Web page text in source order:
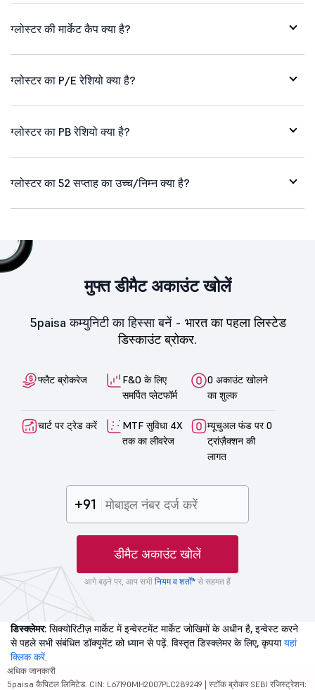
ग्लोस्टर की मार्केट कैप क्या है?
ग्लोस्टर का P/E रेशियो क्या है?
ग्लोस्टर का PB रेशियो क्या है?
ग्लोस्टर का 52 सप्ताह का उच्च/निम्न क्या है?
मुफ्त डीमैट अकाउंट खोलें
5paisa कम्युनिटी का हिस्सा बनें - भारत का पहला लिस्टेड
डिस्काउंट ब्रोकर.
फ्लैट ब्रोकरेज
F&O के लिए
समर्पित प्लेटफॉर्म
0 अकाउंट खोलने
का शुल्क
चार्ट पर ट्रेड करें
MTF सुविधा 4X
तक का लीवरेज
म्यूचुअल फंड पर 0
ट्रांज़ैक्शन की
लागत
+91
डीमैट अकाउंट खोलें
आगे बढ़ने पर, आप सभी नियम व शर्तों* से सहमत हैं
डिस्क्लेमर: सिक्योरिटीज़ मार्केट में इन्वेस्टमेंट मार्केट जोखिमों के अधीन है, इन्वेस्ट करने
से पहले सभी संबंधित डॉक्यूमेंट को ध्यान से पढ़ें. विस्तृत डिस्क्लेमर के लिए, कृपयायहां
क्लिक करें.
अधिक जानकारी
5paisa कैपिटल लिमिटेड. CIN: L67190MH2007PLC289249 | स्टॉक ब्रोकर SEBI रजिस्ट्रेशन: